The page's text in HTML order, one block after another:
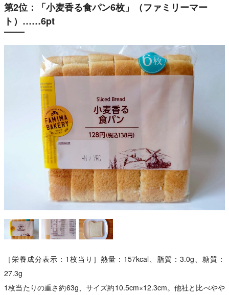
第2位：「小麦香る食パン6枚」（ファミリーマー
ト）……6pt
［栄養成分表示：1枚当り］熱量：157kcal、脂質：3.0g、糖質：
27.3g
1枚当たりの重さ約63g、サイズ約10.5cm×12.3cm。他社と比べやや